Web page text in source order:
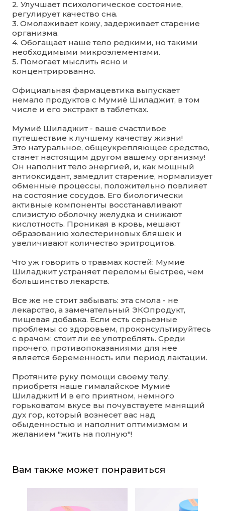
2. Улучшает психологическое состояние,
регулирует качество сна.
3. Омолаживает кожу, задерживает старение
организма.
4. Обогащает наше тело редкими, но такими
необходимыми микроэлементами.
5. Помогает мыслить ясно и
концентрированно.
Официальная фармацевтика выпускает
немало продуктов с Мумиё Шиладжит, в том
числе и его экстракт в таблетках.
Мумиё Шиладжит - ваше счастливое
путешествие к лучшему качеству жизни!
Это натуральное, общеукрепляющее средство,
станет настоящим другом вашему организму!
Он наполнит тело энергией, и, как мощный
антиоксидант, замедлит старение, нормализует
обменные процессы, положительно повлияет
на состояние сосудов. Его биологически
активные компоненты восстанавливают
слизистую оболочку желудка и снижают
кислотность. Проникая в кровь, мешают
образованию холестериновых бляшек и
увеличивают количество эритроцитов.
Что уж говорить о травмах костей: Мумиё
Шиладжит устраняет переломы быстрее, чем
большинство лекарств.
Все же не стоит забывать: эта смола - не
лекарство, а замечательный ЭКОпродукт,
пищевая добавка. Если есть серьезные
проблемы со здоровьем, проконсультируйтесь
с врачом: стоит ли ее употреблять. Среди
прочего, противопоказаниями для нее
является беременность или период лактации.
Протяните руку помощи своему телу,
приобретя наше гималайское Мумиё
Шиладжит! И в его приятном, немного
горьковатом вкусе вы почувствуете манящий
дух гор, который вознесет вас над
обыденностью и наполнит оптимизмом и
желанием "жить на полную"!
Вам также может понравиться